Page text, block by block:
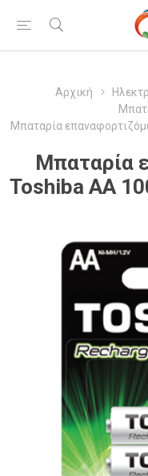
Αρχική
Μπαταρία
Μπαταρία
Toshiba AA